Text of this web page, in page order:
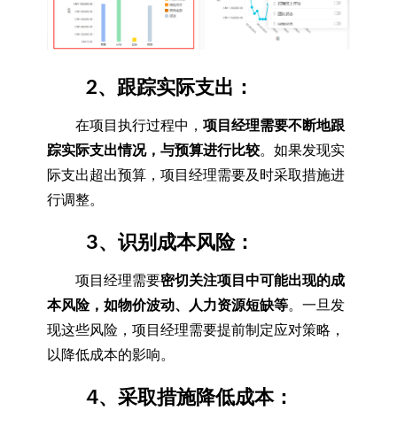
2、 跟踪实际支出 ：
在项目执行过程中， 项目经理需要不断地跟
踪实际支出情况，与预算进行比较。如果发现实
际支出超出预算，项目经理需要及时采取措施进
行调整。
3、 识别成本风险：
项目经理需要密切关注项目中可能出现的成
本风险，如物价波动、人力资源短缺等。一旦发
现这些风险，项目经理需要提前制定应对策略，
以降低成本的影响。
4、 采取措施降低成本：